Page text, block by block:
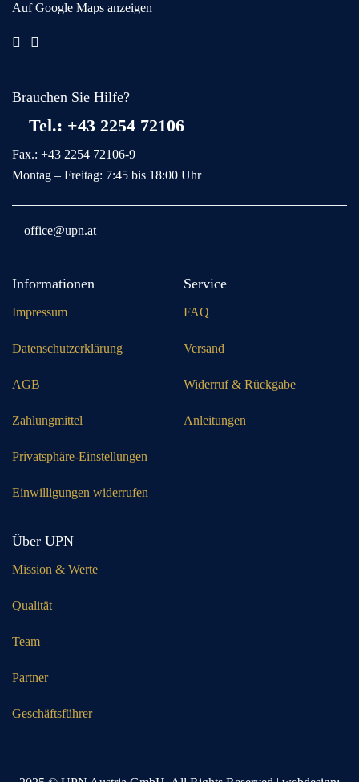
Auf Google Maps anzeigen
Brauchen Sie Hilfe?
Tel.: +43 2254 72106
Fax.: +43 2254 72106-9
Montag – Freitag: 7:45 bis 18:00 Uhr
office@upn.at
Informationen
Impressum
Datenschutzerklärung
AGB
Zahlungmittel
Privatsphäre-Einstellungen
Einwilligungen widerrufen
Service
FAQ
Versand
Widerruf & Rückgabe
Anleitungen
Über UPN
Mission & Werte
Qualität
Team
Partner
Geschäftsführer